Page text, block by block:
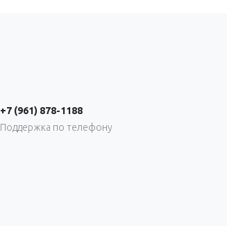
+7 (961) 878-1188
Поддержка по телефону